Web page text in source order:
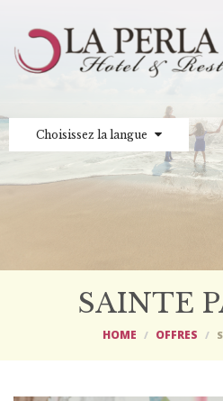
Choisissez la langue
SAINTE
HOME OFFRES